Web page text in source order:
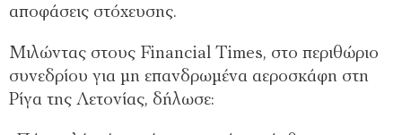
αποφάσεις στόχευσης.
Μιλώντας στους Financial Times, στο περιθώριο
συνεδρίου για μη επανδρωμένα αεροσκάφη στη
Ρίγα της Λετονίας, δήλωσε: